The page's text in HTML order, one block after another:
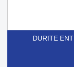
DURITE